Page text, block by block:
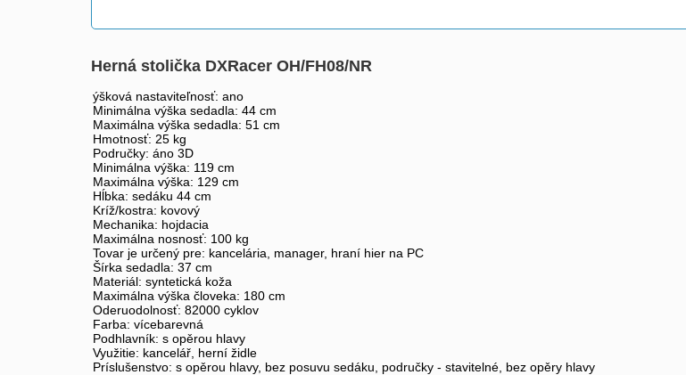
Herná stolička DXRacer OH/FH08/NR
ýšková nastaviteľnosť: ano
Minimálna výška sedadla: 44 cm
Maximálna výška sedadla: 51 cm
Hmotnosť: 25 kg
Područky: áno 3D
Minimálna výška: 119 cm
Maximálna výška: 129 cm
Hĺbka: sedáku 44 cm
Kríž/kostra: kovový
Mechanika: hojdacia
Maximálna nosnosť: 100 kg
Tovar je určený pre: kancelária, manager, hraní hier na PC
Šírka sedadla: 37 cm
Materiál: syntetická koža
Maximálna výška človeka: 180 cm
Oderuodolnosť: 82000 cyklov
Farba: vícebarevná
Podhlavník: s opěrou hlavy
Využitie: kancelář, herní židle
Príslušenstvo: s opěrou hlavy, bez posuvu sedáku, područky - stavitelné, bez opěry hlavy